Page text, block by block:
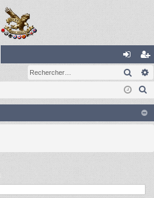
on
ne
on
ns
cri
pti
on